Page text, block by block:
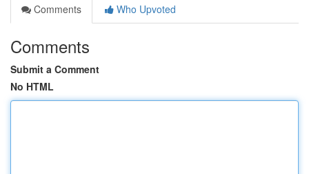
Comments
Who Upvoted
Comments
Submit a Comment
No HTML